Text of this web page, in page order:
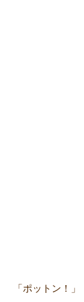
「ポットン！」